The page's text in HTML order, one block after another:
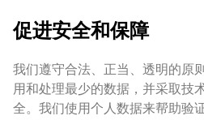
促进安全和保障
我们遵守合法、正当、透明的原
用和处理最少的数据，并采取技
全。我们使用个人数据来帮助验